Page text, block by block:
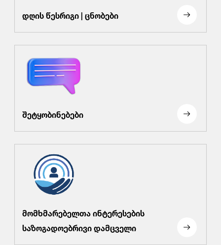
დღის წესრიგი | ცნობები
შეტყობინებები
მომხმარებელთა ინტერესების
საზოგადოებრივი დამცველი